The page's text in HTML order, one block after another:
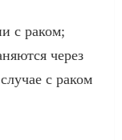
с раком;
через
с раком